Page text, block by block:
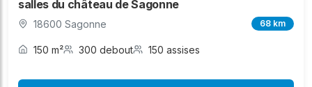
salles du château de Sagonne
18600 Sagonne 68 km
150 m² 300 debout 150 assises